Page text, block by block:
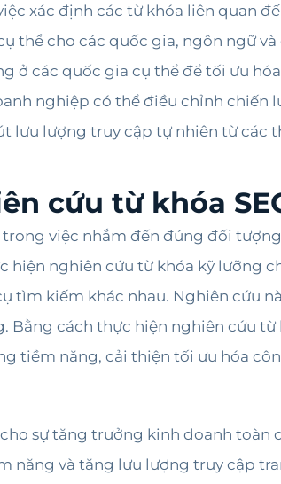
xác định các từ khóa liên quan
thể cho các quốc gia, ngôn ngữ
ở các quốc gia cụ thể để tối ưu
nghiệp có thể điều chỉnh chiến
lưu lượng truy cập tự nhiên từ các
cứu từ khóa
việc nhắm đến đúng đối
hiện nghiên cứu từ khóa kỹ lưỡng
tìm kiếm khác nhau. Nghiên cứu
Bằng cách thực hiện nghiên cứu
tiềm năng, cải thiện tối ưu hóa
sự tăng trưởng kinh doanh toàn
năng và tăng lưu lượng truy cập